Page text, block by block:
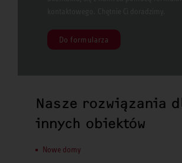
Do formularza
Nasze rozwiązania
innych obiektów
Nowe domy